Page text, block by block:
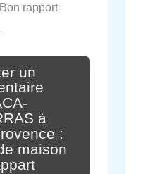
rapport
un
à
:
maison